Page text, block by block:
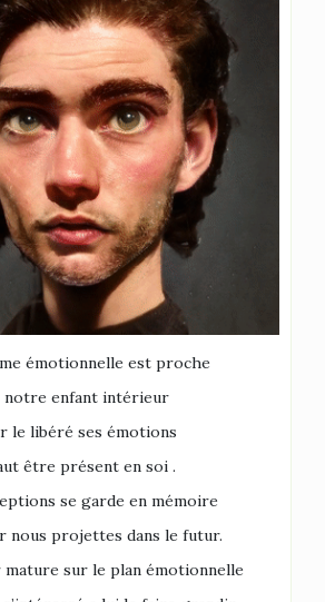
émotionnelle est proche
notre enfant intérieur
le libéré ses émotions
être présent en soi .
se garde en mémoire
nous projettes dans le futur.
sur le plan émotionnelle